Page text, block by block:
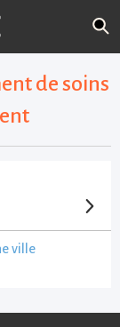
de soins
ville